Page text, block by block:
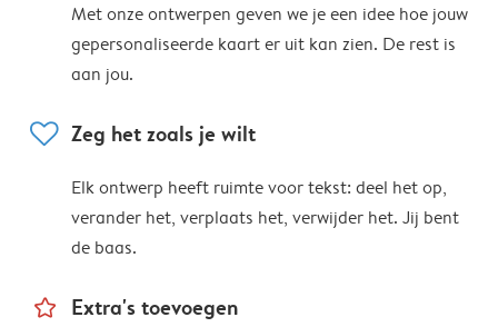
Met onze ontwerpen geven we je een idee hoe jouw
gepersonaliseerde kaart er uit kan zien. De rest is
aan jou.
heart Zeg het zoals je wilt
Elk ontwerp heeft ruimte voor tekst: deel het op,
verander het, verplaats het, verwijder het. Jij bent
de baas.
star_outline Extra's toevoegen